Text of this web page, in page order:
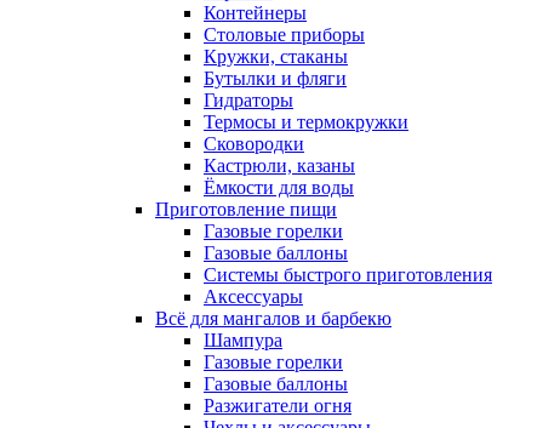
Контейнеры
Столовые приборы
Кружки, стаканы
Бутылки и фляги
Гидраторы
Термосы и термокружки
Сковородки
Кастрюли, казаны
Ёмкости для воды
Приготовление пищи
Газовые горелки
Газовые баллоны
Системы быстрого приготовления
Аксессуары
Всё для мангалов и барбекю
Шампура
Газовые горелки
Газовые баллоны
Разжигатели огня